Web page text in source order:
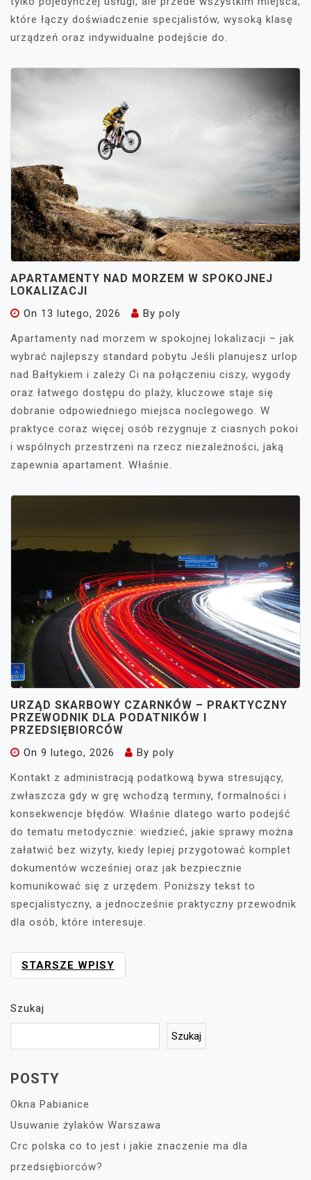
które łączy doświadczenie specjalistów, wysoką klasę
urządzeń oraz indywidualne podejście do.
APARTAMENTY NAD MORZEM W SPOKOJNEJ
LOKALIZACJI
On 13 lutego, 2026 By poly
Apartamenty nad morzem w spokojnej lokalizacji – jak
wybrać najlepszy standard pobytu Jeśli planujesz urlop
nad Bałtykiem i zależy Ci na połączeniu ciszy, wygody
oraz łatwego dostępu do plaży, kluczowe staje się
dobranie odpowiedniego miejsca noclegowego. W
praktyce coraz więcej osób rezygnuje z ciasnych pokoi
i wspólnych przestrzeni na rzecz niezależności, jaką
zapewnia apartament. Właśnie.
URZĄD SKARBOWY CZARNKÓW – PRAKTYCZNY
PRZEWODNIK DLA PODATNIKÓW I
PRZEDSIĘBIORCÓW
On 9 lutego, 2026 By poly
Kontakt z administracją podatkową bywa stresujący,
zwłaszcza gdy w grę wchodzą terminy, formalności i
konsekwencje błędów. Właśnie dlatego warto podejść
do tematu metodycznie: wiedzieć, jakie sprawy można
załatwić bez wizyty, kiedy lepiej przygotować komplet
dokumentów wcześniej oraz jak bezpiecznie
komunikować się z urzędem. Poniższy tekst to
specjalistyczny, a jednocześnie praktyczny przewodnik
dla osób, które interesuje.
NAWIGACJA
PO
WPISACH
STARSZE WPISY
Szukaj
Szukaj
POSTY
Okna Pabianice
Usuwanie żylaków Warszawa
Crc polska co to jest i jakie znaczenie ma dla
przedsiębiorców?